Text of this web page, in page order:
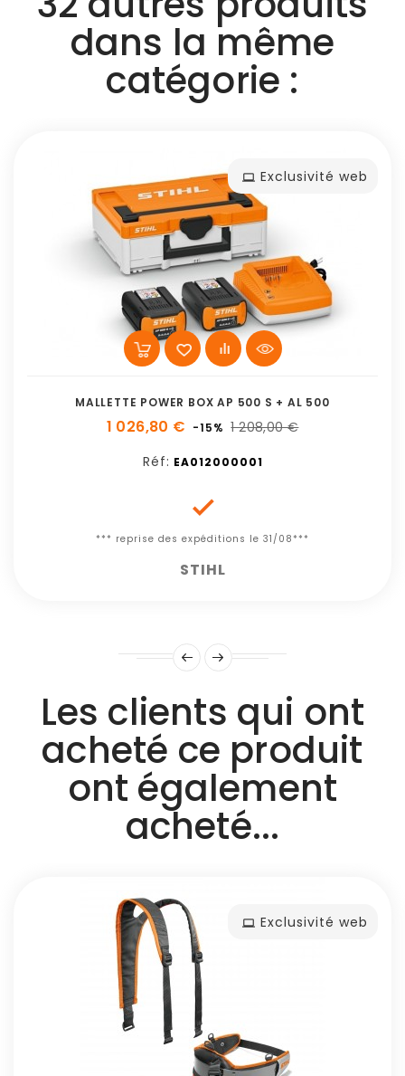
dans la même
catégorie :
Exclusivité web
MALLETTE POWER BOX AP 500 S + AL 500
1 026,80 € -15% 1 208,00 €
Réf: EA012000001

*** reprise des expéditions le 31/08***
STIHL
Les clients qui ont
acheté ce produit
ont également
acheté...
Exclusivité web